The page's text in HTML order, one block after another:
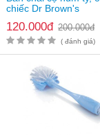
chiếc Dr Brown's
120.000đ 200.000đ
( đánh giá)